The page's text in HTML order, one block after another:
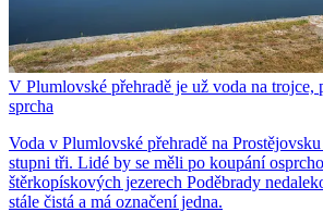
V Plumlovské přehradě je už voda na trojce,
sprcha
Voda v Plumlovské přehradě na
stupni tři. Lidé by se měli po koupání
štěrkopískových jezerech Poděbrady
stále čistá a má označení jedna.